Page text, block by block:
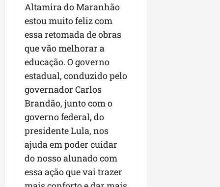
Altamira do Maranhão
estou muito feliz com
essa retomada de obras
que vão melhorar a
educação. O governo
estadual, conduzido pelo
governador Carlos
Brandão, junto com o
governo federal, do
presidente Lula, nos
ajuda em poder cuidar
do nosso alunado com
essa ação que vai trazer